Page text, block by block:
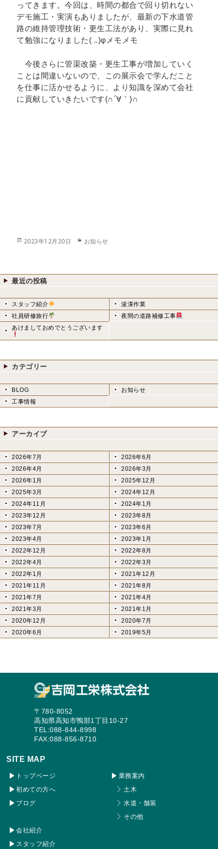
ってきます。今回は、時間の都合で回り切れない
デモ施工・実演もありましたが、最新の下水道管
路の維持管理技術・更生工法があり、実際に見れ
て勉強になりました( ..)φメモメモ
今後さらに管渠改築・更生工事が増加していく
ことは間違いないので、この展示会で学んだこと
を仕事に活かせるように、より知識を深めて会社
に貢献していきたいです(∩´∀｀)∩
投
2023年12月20日
カ
ー
お知らせ
最近の投稿
スタッフ紹介
浚渫作業
社員研修旅行
夜間の道路補修工事
あけましておめでとうございます
カテゴリー
BLOG
お知らせ
工事情報
アーカイブ
2026年7月
2026年6月
2026年4月
2026年3月
2026年1月
2025年12月
2025年3月
2024年12月
2024年11月
2024年1月
2023年12月
2023年8月
2023年7月
2023年6月
2023年4月
2023年1月
2022年12月
2022年8月
2022年4月
2022年3月
2022年1月
2021年12月
2021年11月
2021年8月
2021年7月
2021年4月
2021年3月
2021年1月
2020年12月
2020年7月
2020年6月
2019年5月
〒780-8052
高知県高知市鴨部1丁目10-27
TEL:088-844-8998
FAX:088-856-8710
SITE MAP
トップページ
初めての方へ
ブログ
業務案内
土木
水道・舗装
その他
会社紹介
スタッフ紹介